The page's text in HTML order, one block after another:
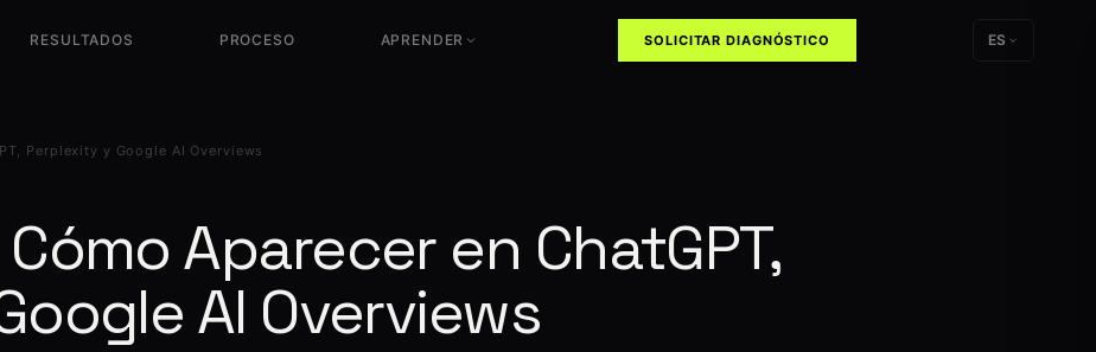
Visibilidad en ChatGPT,
RESULTADOS PROCESO APRENDER
¿Qué es el CRO?
Optimización de conversión
¿Qué es el SXO?
SEO + UX + Conversión
SOLICITAR DIAGNÓSTICO ES
Perplexity y Google AI Overviews
Cómo Aparecer en ChatGPT,
AI Overviews